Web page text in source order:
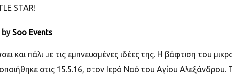
bySoo Events
και πάλι με τις εμπνευσμένες ιδέες της. Η βάφτιση του
στις 15.5.16, στον Ιερό Ναό του Αγίου